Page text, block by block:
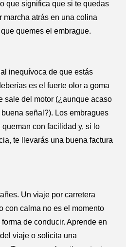
que significa que si te quedas
marcha atrás en una colina
quemes el embrague.
inequívoca de que estás
es el fuerte olor a goma
sale del motor (¿aunque acaso
señal?). Los embragues
con facilidad y, si lo
te llevarás una buena factura
Un viaje por carretera
con calma no es el momento
de conducir. Aprende en
viaje o solicita una